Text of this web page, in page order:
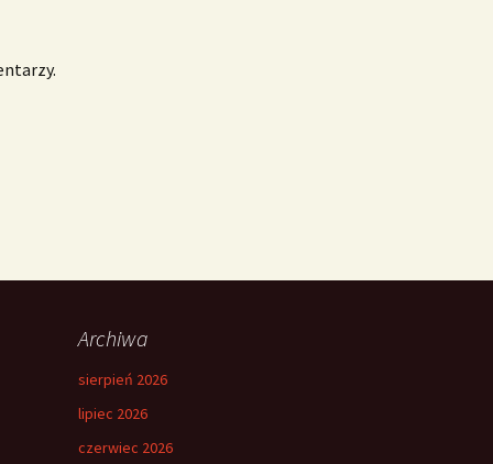
Archiwa
sierpień 2026
lipiec 2026
czerwiec 2026